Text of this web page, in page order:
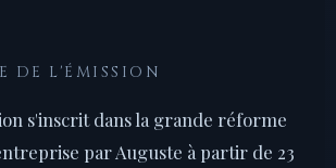
DE L'ÉMISSION
s'inscrit dans la grande réforme
par Auguste à partir de 23